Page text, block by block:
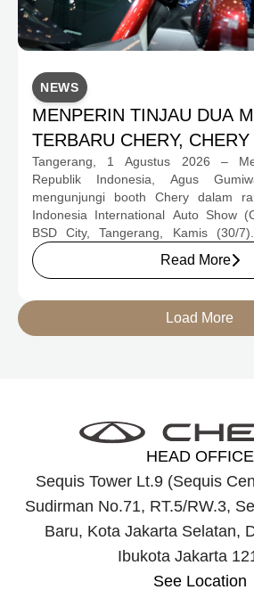
NEWS
MENPERIN TINJAU DUA
TERBARU CHERY,
CSH YANG JADI
2026
Tangerang, 1 Agustus 2026 –
Republik Indonesia, Agus
mengunjungi booth Chery dalam
Indonesia International Auto Show
BSD City, Tangerang, Kamis (30/
tersebut, Menteri Perindustrian
elektrifikasi terbaru Chery, yakni
berteknologi Range-Extended Electric
dirancang untuk mendukung
Read More
Load More
HEAD OFFICE
Sequis Tower Lt.9 (Sequis
Sudirman No.71, RT.5/RW.3,
Baru, Kota Jakarta Selatan,
Ibukota Jakarta
See Location